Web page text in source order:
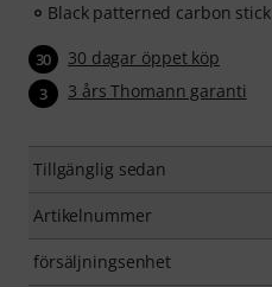
Black patterned carbon stick
30 30 dagar öppet köp
3 3 års Thomann garanti
Tillgänglig sedan
Artikelnummer
försäljningsenhet